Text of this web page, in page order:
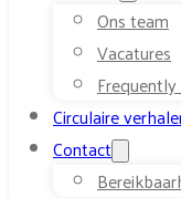
Ons team
Vacatures
Circulaire
Contact